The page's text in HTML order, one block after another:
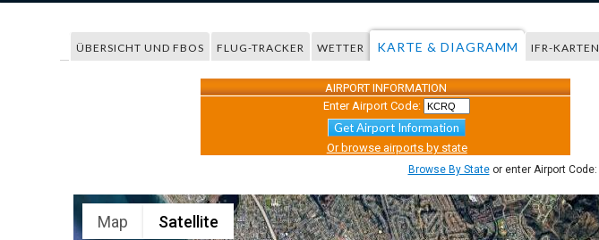
ÜBERSICHT UND FBOS FLUG-TRACKER WETTER KARTE & DIAGRAMM IFR-KARTEN
AIRPORT INFORMATION
Enter Airport Code:
Get Airport Information
Or browse airports by state
Browse By Stateor enter Airport Code:
Map Satellite